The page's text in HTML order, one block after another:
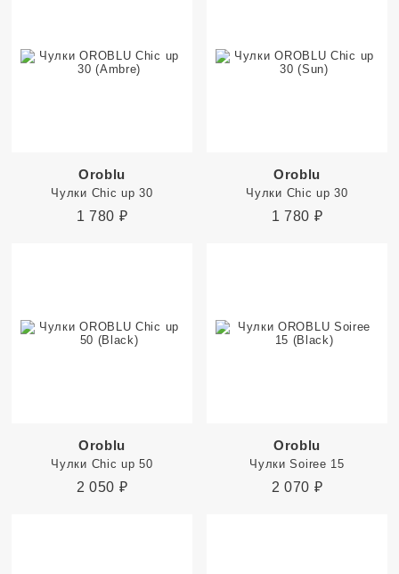
Oroblu
Чулки Chic up 30
1 780 ₽
Oroblu
Чулки Chic up 30
1 780 ₽
Oroblu
Чулки Chic up 50
2 050 ₽
Oroblu
Чулки Soiree 15
2 070 ₽